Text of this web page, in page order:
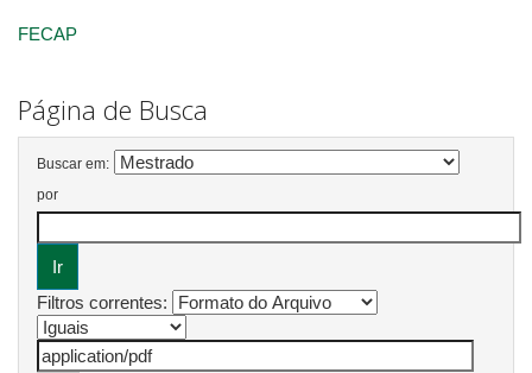
FECAP
Página de Busca
Buscar em:
por
Filtros correntes: